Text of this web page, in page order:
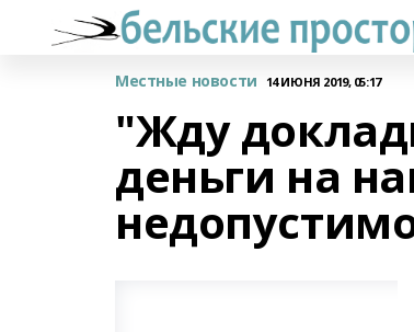
Местные новости 14 ИЮНЯ 2019, 05:17
"Жду
деньги на